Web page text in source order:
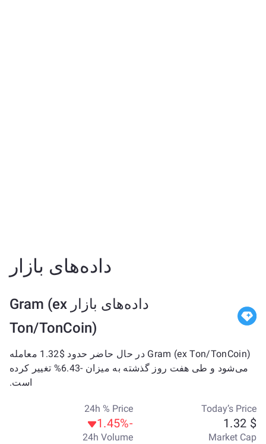
داده‌های بازار
داده‌های بازار Gram (ex
Ton/TonCoin)
Gram (ex Ton/TonCoin) در حال حاضر حدود $1.32 معامله
می‌شود و طی هفت روز گذشته به میزان -6.43% تغییر کرده
است.
Today’s Price
$ 1.32
24h % Price
-1.45%
Market Cap
24h Volume